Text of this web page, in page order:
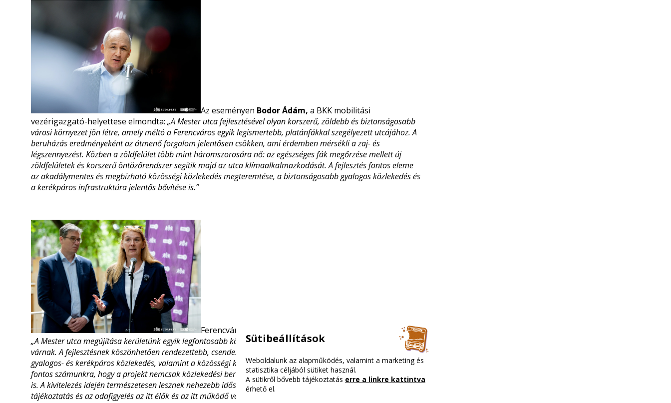
Az eseményen Bodor Ádám, a BKK mobilitási
vezérigazgató-helyettese elmondta: „A Mester utca fejlesztésével olyan korszerű, zöldebb és biztonságosabb
városi környezet jön létre, amely méltó a Ferencváros egyik legismertebb, platánfákkal szegélyezett utcájához. A
beruházás eredményeként az átmenő forgalom jelentősen csökken, ami érdemben mérsékli a zaj- és
légszennyezést. Közben a zöldfelület több mint háromszorosára nő: az egészséges fák megőrzése mellett új
zöldfelületek és korszerű öntözőrendszer segítik majd az utca klímaalkalmazkodását. A fejlesztés fontos eleme
az akadálymentes és megbízható közösségi közlekedés megteremtése, a biztonságosabb gyalogos közlekedés és
a kerékpáros infrastruktúra jelentős bővítése is.”
Ferencváros polgármestere,
kiemelte:
„A Mester utca megújítása kerületünk egyik legfontosabb közterületi fejlesztése, amelyre az itt élők már régóta
várnak. A fejlesztésnek köszönhetően rendezettebb, csendesebb és élhetőbb környezet jön létre, miközben a
gyalogos- és kerékpáros közlekedés, valamint a közösségi közlekedés feltételei is jelentősen javulnak. Különösen
fontos számunkra, hogy a projekt nemcsak közlekedési beruházás, hanem valódi városrehabilitációs fejlesztés
is. A kivitelezés idején természetesen lesznek nehezebb időszakok, ezért különösen fontos a folyamatos
tájékoztatás és az odafigyelés az itt élők és az itt működő vállalkozások felé.”
Sütibeállítások
Weboldalunk az alapműködés, valamint a marketing és
statisztika céljából sütiket használ.
A sütikről bővebb tájékoztatás erre a linkre kattintva
érhető el.